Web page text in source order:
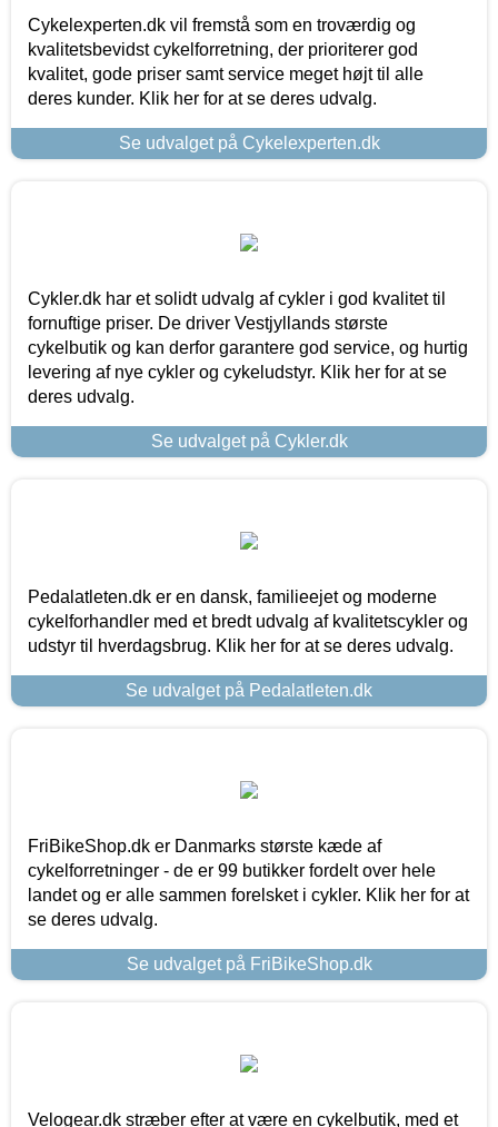
Cykelexperten.dk vil fremstå som en troværdig og
kvalitetsbevidst cykelforretning, der prioriterer god
kvalitet, gode priser samt service meget højt til alle
deres kunder. Klik her for at se deres udvalg.
Se udvalget på Cykelexperten.dk
Cykler.dk har et solidt udvalg af cykler i god kvalitet til
fornuftige priser. De driver Vestjyllands største
cykelbutik og kan derfor garantere god service, og hurtig
levering af nye cykler og cykeludstyr. Klik her for at se
deres udvalg.
Se udvalget på Cykler.dk
Pedalatleten.dk er en dansk, familieejet og moderne
cykelforhandler med et bredt udvalg af kvalitetscykler og
udstyr til hverdagsbrug. Klik her for at se deres udvalg.
Se udvalget på Pedalatleten.dk
FriBikeShop.dk er Danmarks største kæde af
cykelforretninger - de er 99 butikker fordelt over hele
landet og er alle sammen forelsket i cykler. Klik her for at
se deres udvalg.
Se udvalget på FriBikeShop.dk
Velogear.dk stræber efter at være en cykelbutik, med et